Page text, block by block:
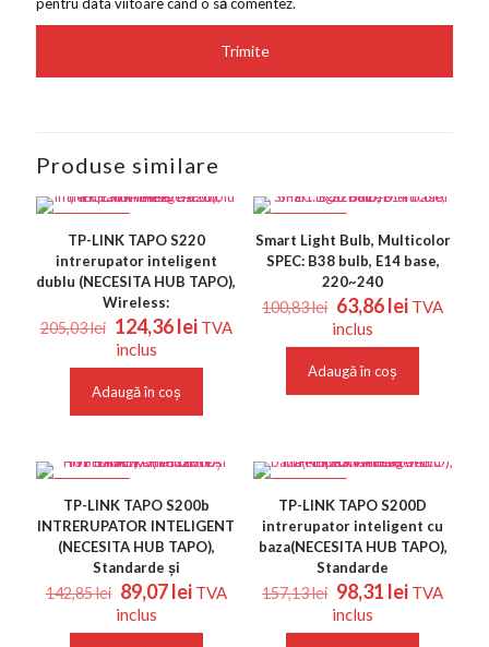
Produse similare
TP-LINK TAPO S220
intrerupator inteligent
dublu (NECESITA HUB TAPO),
Wireless:
205,03lei Prețul
inițial
a
fost:
205,03 lei.
124,36leiPrețul
este:
TVA
inclus
Adaugă în coș
Smart Light Bulb, Multicolor
SPEC: B38 bulb, E14 base,
220~240
100,83lei Prețul
inițial
a
fost:
100,83 lei.
63,86leiPrețul
este:
TVA
inclus
Adaugă în coș
TP-LINK TAPO S200b
INTRERUPATOR INTELIGENT
(NECESITA HUB TAPO),
Standarde și
142,85lei Prețul
inițial
a
89,07leiPrețul
este:
TVA
inclus
TP-LINK TAPO S200D
intrerupator inteligent cu
baza(NECESITA HUB TAPO),
Standarde
157,13lei Prețul
inițial
a
98,31 leiPrețul
este:
TVA
inclus